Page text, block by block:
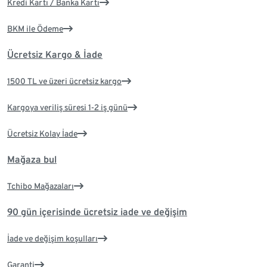
Kredi Kartı / Banka Kartı
BKM ile Ödeme
Ücretsiz Kargo & İade
1500 TL ve üzeri ücretsiz kargo
Kargoya veriliş süresi 1-2 iş günü
Ücretsiz Kolay İade
Mağaza bul
Tchibo Mağazaları
90 gün içerisinde ücretsiz iade ve değişim
İade ve değişim koşulları
Garanti